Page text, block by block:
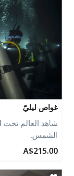
غواص ليليّ
شاهد العالم
الشمس.
A$215.00